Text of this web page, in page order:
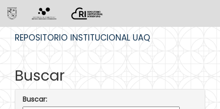
REPOSITORIO INSTITUCIONAL UAQ
Buscar
Buscar: